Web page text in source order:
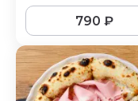
790 ₽